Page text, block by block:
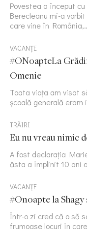
Povestea a început
Berecleanu mi-a
care vine în
VACANȚE
#ONoapteLa
Omenie
Toata viața am visat
școală generală
TRĂIRI
Eu nu vreau nimic
A fost declarația
ăsta a împlinit 10 ani
VACANȚE
#Onoapte la
Într-o zi cred că o să
frumoase locuri în